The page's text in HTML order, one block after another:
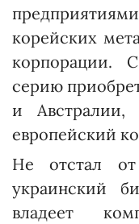
корейских
корпорации.
серию
и
европейский
Не отстал
украинский
владеет